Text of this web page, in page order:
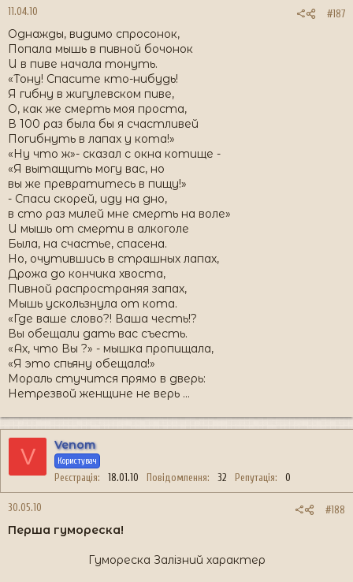
11.04.10 #187
Однажды, видимо спросонок,
Попала мышь в пивной бочонок
И в пиве начала тонуть.
«Тону! Спасите кто-нибудь!
Я гибну в жигулевском пиве,
О, как же смерть моя проста,
В 100 раз была бы я счастливей
Погибнуть в лапах у кота!»
«Ну что ж»- сказал с окна котище -
«Я вытащить могу вас, но
вы же превратитесь в пищу!»
- Спаси скорей, иду на дно,
в сто раз милей мне смерть на воле»
И мышь от смерти в алкоголе
Была, на счастье, спасена.
Но, очутившись в страшных лапах,
Дрожа до кончика хвоста,
Пивной распространяя запах,
Мышь ускользнула от кота.
«Где ваше слово?! Ваша честь!?
Вы обещали дать вас съесть.
«Ах, что Вы ?» - мышка пропищала,
«Я это спьяну обещала!»
Мораль стучится прямо в дверь:
Нетрезвой женщине не верь …
V Venom
Користувач
Реєстрація 18.01.10 Повідомлення 32 Репутація 0
30.05.10 #188
Перша гумореска!
Гумореска Залізний характер​